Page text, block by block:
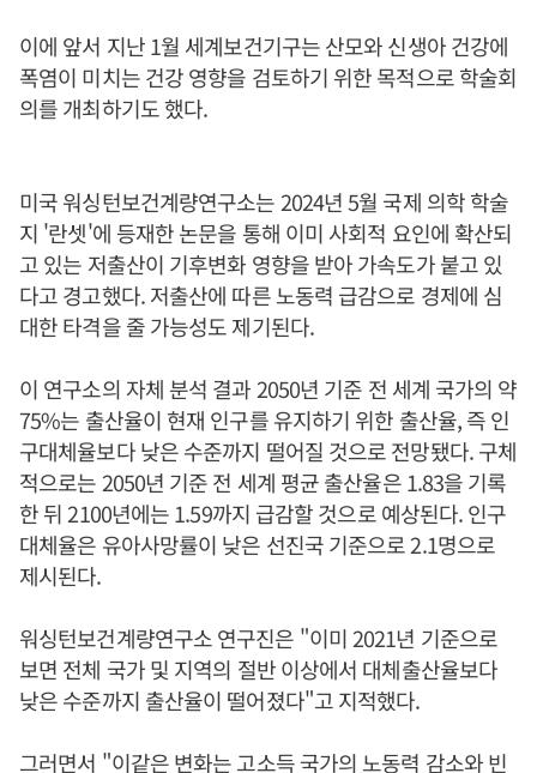
이에 앞서 지난 1월 세계보건기구는 산모와 신생아 건강에
폭염이 미치는 건강 영향을 검토하기 위한 목적으로 학술회
의를 개최하기도 했다.
미국 워싱턴보건계량연구소는 2024년 5월 국제 의학 학술
지 '란셋'에 등재한 논문을 통해 이미 사회적 요인에 확산되
고 있는 저출산이 기후변화 영향을 받아 가속도가 붙고 있
다고 경고했다. 저출산에 따른 노동력 급감으로 경제에 심
대한 타격을 줄 가능성도 제기된다.
이 연구소의 자체 분석 결과 2050년 기준 전 세계 국가의 약
75%는 출산율이 현재 인구를 유지하기 위한 출산율, 즉 인
구대체율보다 낮은 수준까지 떨어질 것으로 전망됐다. 구체
적으로는 2050년 기준 전 세계 평균 출산율은 1.83을 기록
한 뒤 2100년에는 1.59까지 급감할 것으로 예상된다. 인구
대체율은 유아사망률이 낮은 선진국 기준으로 2.1명으로
제시된다.
워싱턴보건계량연구소 연구진은 "이미 2021년 기준으로
보면 전체 국가 및 지역의 절반 이상에서 대체출산율보다
낮은 수준까지 출산율이 떨어졌다"고 지적했다.
그러면서 "이같은 변화는 고소득 국가의 노동력 감소와 빈